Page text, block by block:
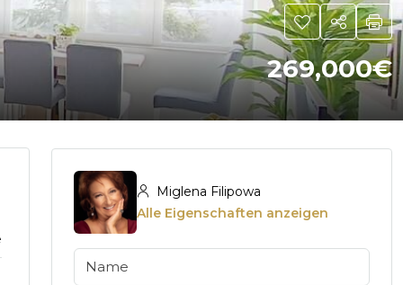
269,000€
Miglena Filipowa
Alle Eigenschaften anzeigen